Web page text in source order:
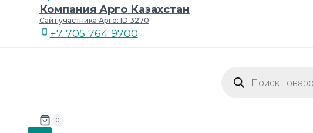
Компания Арго Казахстан
Сайт участника Арго: ID 3270
+7 705 764 9700
товаров
0